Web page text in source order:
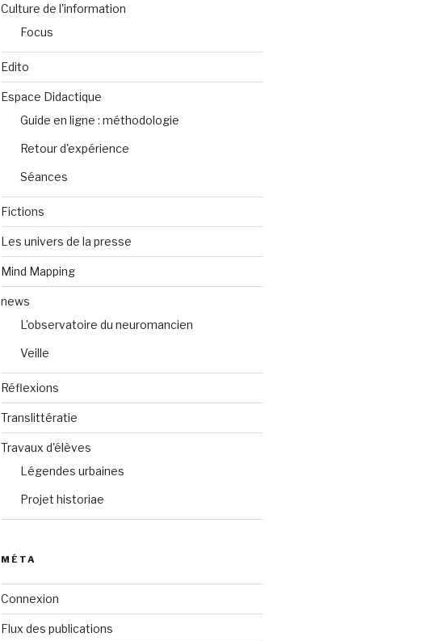
Culture de l'information
Focus
Edito
Espace Didactique
Guide en ligne : méthodologie
Retour d'expérience
Séances
Fictions
Les univers de la presse
Mind Mapping
news
L'observatoire du neuromancien
Veille
Réflexions
Translittératie
Travaux d'élèves
Légendes urbaines
Projet historiae
MÉTA
Connexion
Flux des publications